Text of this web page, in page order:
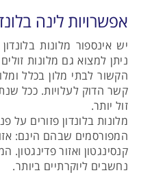
אפשרויות לינה
יש אינספור מלונות
ניתן למצוא גם מלונות
הקשור לבתי מלון בכלל
קשר הדוק לעלויות. ככל
זול יותר.
מלונות בלונדון פזורים על
המפורסמים שבהם הינם:
קנסינגטון ואזור פדינגטון.
נחשבים ליוקרתיים ביותר.